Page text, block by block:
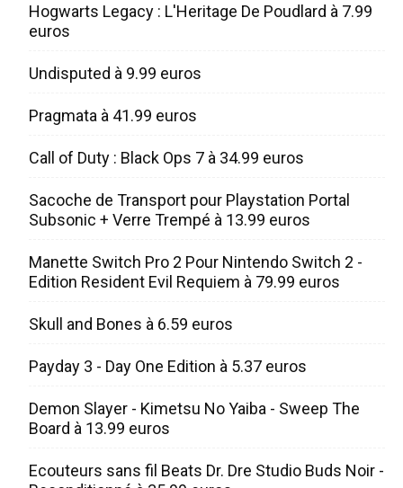
Hogwarts Legacy : L'Heritage De Poudlard à 7.99
euros
Undisputed à 9.99 euros
Pragmata à 41.99 euros
Call of Duty : Black Ops 7 à 34.99 euros
Sacoche de Transport pour Playstation Portal
Subsonic + Verre Trempé à 13.99 euros
Manette Switch Pro 2 Pour Nintendo Switch 2 -
Edition Resident Evil Requiem à 79.99 euros
Skull and Bones à 6.59 euros
Payday 3 - Day One Edition à 5.37 euros
Demon Slayer - Kimetsu No Yaiba - Sweep The
Board à 13.99 euros
Ecouteurs sans fil Beats Dr. Dre Studio Buds Noir -